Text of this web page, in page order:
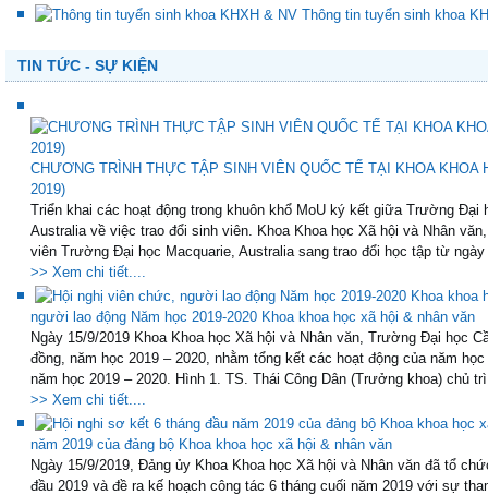
Thông tin tuyển sinh khoa
TIN TỨC - SỰ KIỆN
CHƯƠNG TRÌNH THỰC TẬP SINH VIÊN QUỐC TẾ TẠI KHOA KHOA
2019)
Triển khai các hoạt động trong khuôn khổ MoU ký kết giữa Trường
Australia về việc trao đổi sinh viên. Khoa Khoa học Xã hội và Nhân
viên Trường Đại học Macquarie, Australia sang trao đổi học tập từ ngày
>> Xem chi tiết....
người lao động Năm học 2019-2020 Khoa khoa học xã hội & nhân văn
Ngày 15/9/2019 Khoa Khoa học Xã hội và Nhân văn, Trường Đại học
đồng, năm học 2019 – 2020, nhằm tổng kết các hoạt động của năm
năm học 2019 – 2020. Hình 1. TS. Thái Công Dân (Trưởng khoa) chủ
>> Xem chi tiết....
năm 2019 của đảng bộ Khoa khoa học xã hội & nhân văn
Ngày 15/9/2019, Đảng ủy Khoa Khoa học Xã hội và Nhân văn đã tổ
đầu 2019 và đề ra kế hoạch công tác 6 tháng cuối năm 2019 với sự